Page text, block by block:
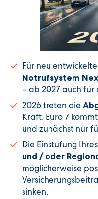
Für neu
Notrufsystem
– ab 2027 auch für
2026 treten die
Kraft. Euro 7
und zunächst nur
Die Einstufung
und / oder
möglicherweise
sinken.